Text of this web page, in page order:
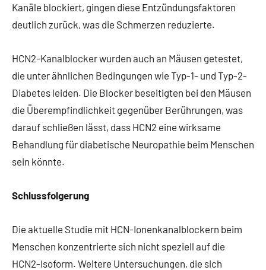
Kanäle blockiert, gingen diese Entzündungsfaktoren
deutlich zurück, was die Schmerzen reduzierte.
HCN2-Kanalblocker wurden auch an Mäusen getestet,
die unter ähnlichen Bedingungen wie Typ-1- und Typ-2-
Diabetes leiden. Die Blocker beseitigten bei den Mäusen
die Überempfindlichkeit gegenüber Berührungen, was
darauf schließen lässt, dass HCN2 eine wirksame
Behandlung für diabetische Neuropathie beim Menschen
sein könnte.
Schlussfolgerung
Die aktuelle Studie mit HCN-Ionenkanalblockern beim
Menschen konzentrierte sich nicht speziell auf die
HCN2-Isoform. Weitere Untersuchungen, die sich